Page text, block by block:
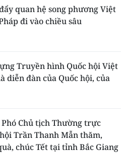
quan hệ song phương Việt
đi vào chiều sâu
Truyền hình Quốc hội Việt
diễn đàn của Quốc hội, của
Chủ tịch Thường trực
Trần Thanh Mẫn thăm,
chúc Tết tại tỉnh Bắc Giang